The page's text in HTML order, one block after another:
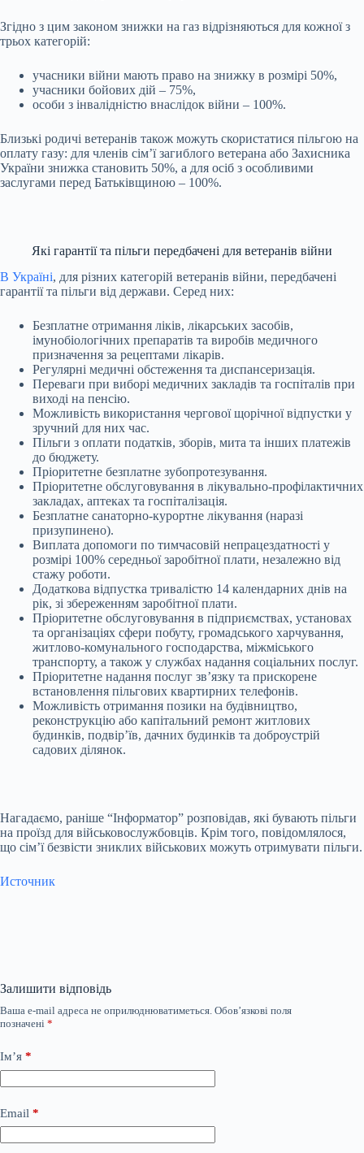
Згідно з цим законом знижки на газ відрізняються для кожної з
трьох категорій:
учасники війни мають право на знижку в розмірі 50%,
учасники бойових дій – 75%,
особи з інвалідністю внаслідок війни – 100%.
Близькі родичі ветеранів також можуть скористатися пільгою на
оплату газу: для членів сім’ї загиблого ветерана або Захисника
України знижка становить 50%, а для осіб з особливими
заслугами перед Батьківщиною – 100%.
Які гарантії та пільги передбачені для ветеранів війни
В Україні, для різних категорій ветеранів війни, передбачені
гарантії та пільги від держави. Серед них:
Безплатне отримання ліків, лікарських засобів,
імунобіологічних препаратів та виробів медичного
призначення за рецептами лікарів.
Регулярні медичні обстеження та диспансеризація.
Переваги при виборі медичних закладів та госпіталів при
виході на пенсію.
Можливість використання чергової щорічної відпустки у
зручний для них час.
Пільги з оплати податків, зборів, мита та інших платежів
до бюджету.
Пріоритетне безплатне зубопротезування.
Пріоритетне обслуговування в лікувально-профілактичних
закладах, аптеках та госпіталізація.
Безплатне санаторно-курортне лікування (наразі
призупинено).
Виплата допомоги по тимчасовій непрацездатності у
розмірі 100% середньої заробітної плати, незалежно від
стажу роботи.
Додаткова відпустка тривалістю 14 календарних днів на
рік, зі збереженням заробітної плати.
Пріоритетне обслуговування в підприємствах, установах
та організаціях сфери побуту, громадського харчування,
житлово-комунального господарства, міжміського
транспорту, а також у службах надання соціальних послуг.
Пріоритетне надання послуг зв’язку та прискорене
встановлення пільгових квартирних телефонів.
Можливість отримання позики на будівництво,
реконструкцію або капітальний ремонт житлових
будинків, подвір’їв, дачних будинків та доброустрій
садових ділянок.
Нагадаємо, раніше “Інформатор” розповідав, які бувають пільги
на проїзд для військовослужбовців. Крім того, повідомлялося,
що сім’ї безвісти зниклих військових можуть отримувати пільги.
Источник
Залишити відповідь
Ваша e-mail адреса не оприлюднюватиметься. Обов’язкові поля
позначені *
Ім’я *
Email *